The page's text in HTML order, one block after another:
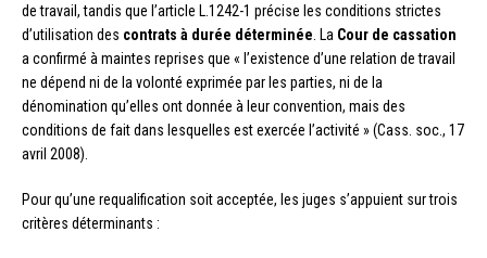
de travail, tandis que l’article L.1242-1 précise les conditions strictes
d’utilisation des contrats à durée déterminée . La Cour de cassation
a confirmé à maintes reprises que « l’existence d’une relation de travail
ne dépend ni de la volonté exprimée par les parties, ni de la
dénomination qu’elles ont donnée à leur convention, mais des
conditions de fait dans lesquelles est exercée l’activité » (Cass. soc., 17
avril 2008).
Pour qu’une requalification soit acceptée, les juges s’appuient sur trois
critères déterminants :